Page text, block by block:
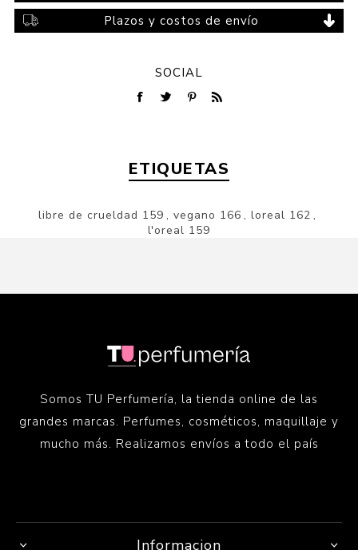
Plazos y costos de envío
SOCIAL
ETIQUETAS
libre de crueldad 159 , vegano 166 , loreal 162 ,
l'oreal 159
Somos TU Perfumería, la tienda online de las
grandes marcas. Perfumes, cosméticos, maquillaje y
mucho más. Realizamos envíos a todo el país
Informacion